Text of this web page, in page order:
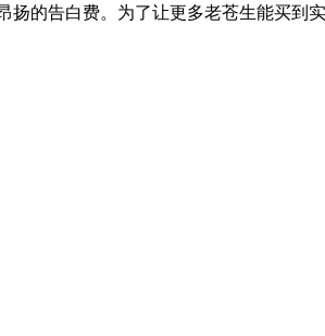
的告白费。为了让更多老苍生能买到